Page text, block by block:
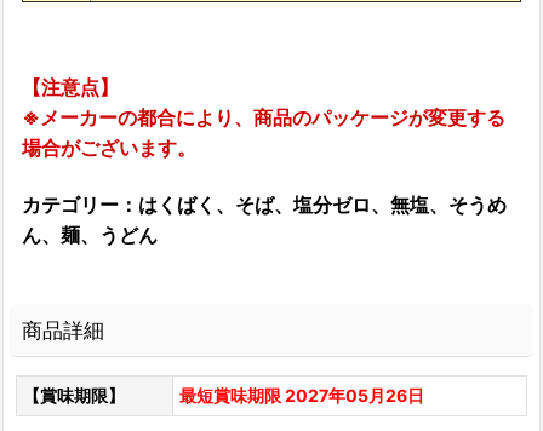
【注意点】
※メーカーの都合により、商品のパッケージが変更する
場合がございます。
カテゴリー：はくばく、そば、塩分ゼロ、無塩、そうめ
ん、麺、うどん
商品詳細
【賞味期限】 最短賞味期限 2027年05月26日